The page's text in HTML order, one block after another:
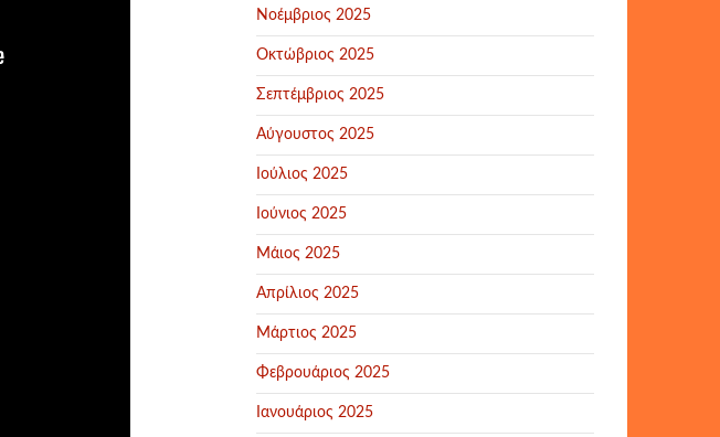
Νοέμβριος 2025
Οκτώβριος 2025
Σεπτέμβριος 2025
Αύγουστος 2025
Ιούλιος 2025
Ιούνιος 2025
Μάιος 2025
Απρίλιος 2025
Μάρτιος 2025
Φεβρουάριος 2025
Ιανουάριος 2025